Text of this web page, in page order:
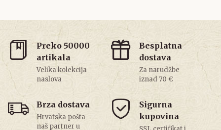
Preko 50000
artikala
Velika kolekcija
naslova
Besplatna
dostava
Za narudžbe
iznad 70 €
Brza dostava
Hrvatska pošta -
naš partner u
Sigurna
kupovina